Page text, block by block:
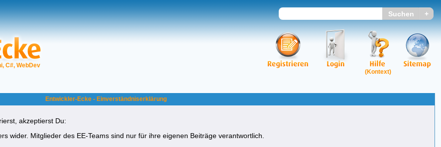
C#, WebDev
(Kontext)
Entwickler-Ecke - Einverständniserklärung
akzeptierst Du:
wider. Mitglieder des EE-Teams sind nur für ihre eigenen Beiträge verantwortlich.